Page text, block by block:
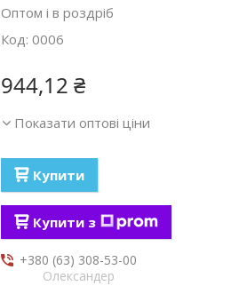
Оптом і в роздріб
Код: 0006
944,12 ₴
Показати оптові ціни
Купити
Купити з
+380 (63) 308-53-00
Олександер